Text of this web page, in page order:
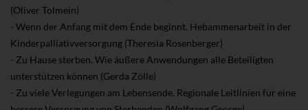
(Oliver Tolmein)
- Wenn der Anfang mit dem Ende beginnt. Hebammenarbeit in der
Kinderpalliativversorgung (Theresia Rosenberger)
- Zu Hause sterben. Wie äußere Anwendungen alle Beteiligten
unterstützen können (Gerda Zölle)
- Zu viele Verlegungen am Lebensende. Regionale Leitlinien für eine